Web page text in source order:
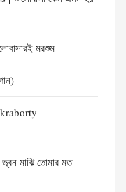
মরশুম
–
মাঝি তোমার মত |